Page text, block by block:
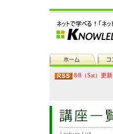
8/8（Sat）更新